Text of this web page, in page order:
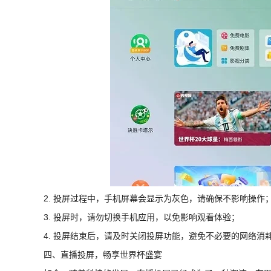
2. 投屏过程中，手机屏幕会显示为灰色，请确保不影响操作
3. 投屏时，请勿切换手机应用，以免影响观看体验；
4. 投屏结束后，请及时关闭投屏功能，避免不必要的网络消
四、直播投屏，畅享世界杯盛宴